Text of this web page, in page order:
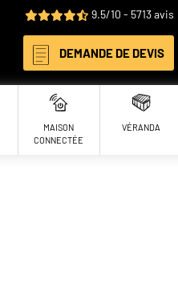
9.5/10 - 5713 avis
DEMANDE DE DEVIS
MAISON
CONNECTÉE
VÉRANDA